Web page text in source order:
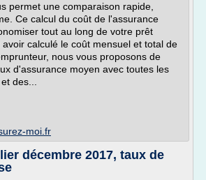
permet une comparaison rapide,
Ce calcul du coût de l'assurance
tout au long de votre prêt
avoir calculé le coût mensuel et total de
nous vous proposons de
d'assurance moyen avec toutes les
des...
moi.fr
décembre 2017, taux de